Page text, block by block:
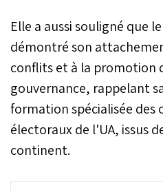
Elle a aussi souligné que
démontré son
conflits et à la promotion
gouvernance, rappelant
formation spécialisée des
électoraux de l'UA, issus
continent.